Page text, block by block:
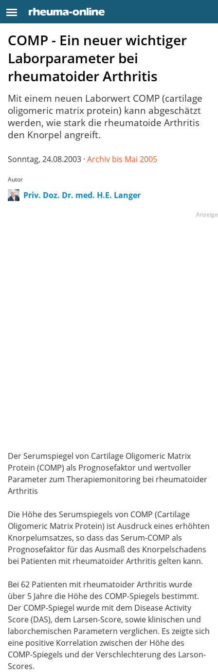
COMP - Ein neuer wichtiger
Laborparameter bei
rheumatoider Arthritis
Mit einem neuen Laborwert COMP (cartilage
oligomeric matrix protein) kann abgeschätzt
werden, wie stark die rheumatoide Arthritis
den Knorpel angreift.
Sonntag, 24.08.2003 · Archiv bis Mai 2005
Autor
Priv. Doz. Dr. med. H.E. Langer
Der Serumspiegel von Cartilage Oligomeric Matrix
Protein (COMP) als Prognosefaktor und wertvoller
Parameter zum Therapiemonitoring bei rheumatoider
Arthritis
Die Höhe des Serumspiegels von COMP (Cartilage
Oligomeric Matrix Protein) ist Ausdruck eines erhöhten
Knorpelumsatzes, so dass das Serum-COMP als
Prognosefaktor für das Ausmaß des Knorpelschadens
bei Patienten mit rheumatoider Arthritis gelten kann.
Bei 62 Patienten mit rheumatoider Arthritis wurde
über 5 Jahre die Höhe des COMP-Spiegels bestimmt.
Der COMP-Spiegel wurde mit dem Disease Activity
Score (DAS), dem Larsen-Score, sowie klinischen und
laborchemischen Parametern verglichen. Es zeigte sich
eine positive Korrelation zwischen der Höhe des
COMP-Spiegels und der Verschlechterung des Larson-
Scores.